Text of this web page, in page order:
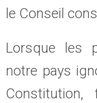
le Conseil
Lorsque les
notre pays